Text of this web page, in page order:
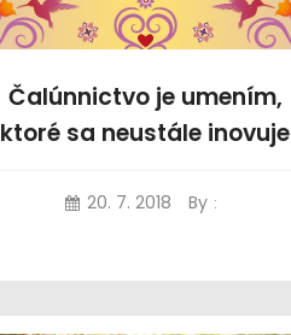
Čalúnnictvo je umením,
ktoré sa neustále inovuje
20. 7. 2018 By :